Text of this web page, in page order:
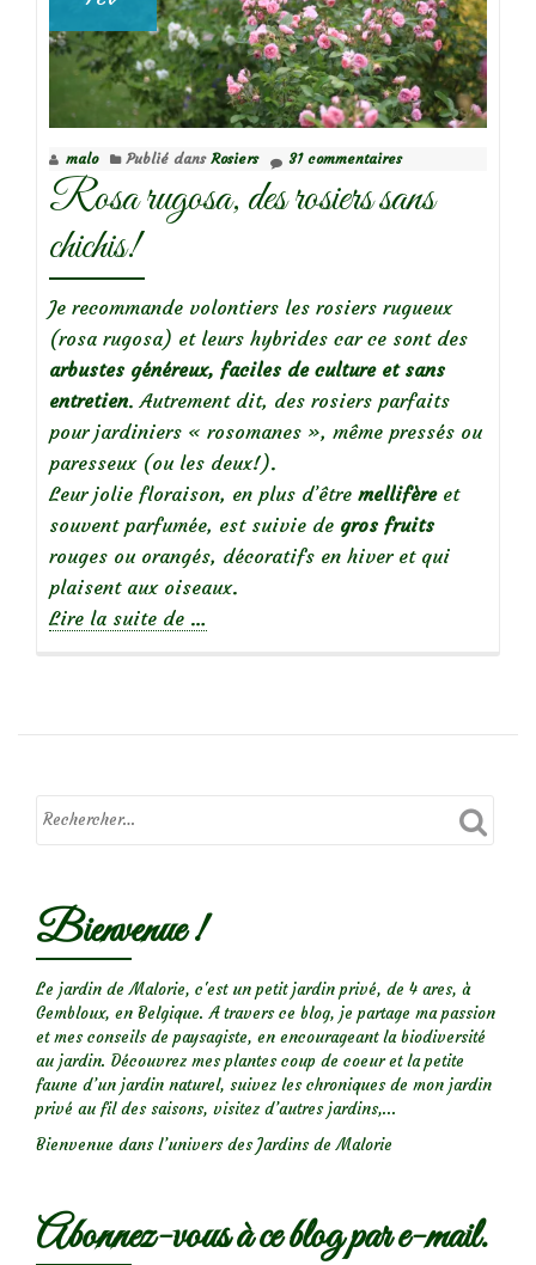
malo Publié dans Rosiers 31 commentaires
Rosa rugosa, des rosiers sans
chichis!
Je recommande volontiers les rosiers rugueux
(rosa rugosa) et leurs hybrides car ce sont des
arbustes généreux, faciles de culture et sans
entretien. Autrement dit, des rosiers parfaits
pour jardiniers « rosomanes », même pressés ou
paresseux (ou les deux!).
Leur jolie floraison, en plus d’être mellifèreet
souvent parfumée, est suivie de gros fruits
rouges ou orangés, décoratifs en hiver et qui
plaisent aux oiseaux.
Lire la suite de
des
sans
…
Bienvenue !
Le jardin de Malorie, c'est un petit jardin privé, de 4 ares, à
Gembloux, en Belgique. A travers ce blog, je partage ma passion
et mes conseils de paysagiste, en encourageant la biodiversité
au jardin. Découvrez mes plantes coup de coeur et la petite
faune d’un jardin naturel, suivez les chroniques de mon jardin
privé au fil des saisons, visitez d’autres jardins,...
Bienvenue dans l’univers des Jardins de Malorie
Abonnez-vous à ce blog par e-mail.